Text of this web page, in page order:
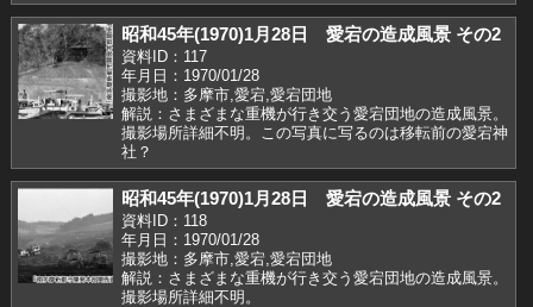
昭和45年(1970)1月28日 愛宕の造成風景 その2
資料ID：117
年月日：1970/01/28
撮影地：多摩市,愛宕,愛宕団地
解説：さまざまな重機が行き交う愛宕団地の造成風景。
撮影場所詳細不明。この写真に写るのは移転前の愛宕神
社？
昭和45年(1970)1月28日 愛宕の造成風景 その2
資料ID：118
年月日：1970/01/28
撮影地：多摩市,愛宕,愛宕団地
解説：さまざまな重機が行き交う愛宕団地の造成風景。
撮影場所詳細不明。